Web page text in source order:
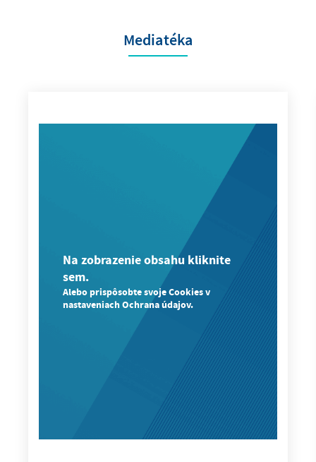
Mediatéka
Na zobrazenie obsahu kliknite
sem.
Alebo prispôsobte svoje Cookies v
nastaveniach Ochrana údajov.